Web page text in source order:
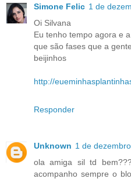
Simone Felic 1 de
Oi Silvana
Eu tenho tempo agora e
que são fases que a
beijinhos
http://
Responder
Unknown 1 de
ola amiga sil td
acompanho sempre o